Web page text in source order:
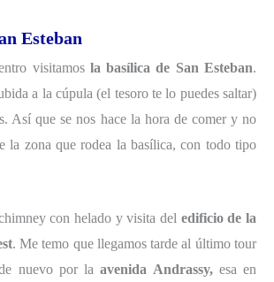
Esteban
visitamos la basílica de San Esteban.
a la cúpula (el tesoro te lo puedes saltar)
Así que se nos hace la hora de comer y no
la zona que rodea la basílica, con todo tipo
con helado y visita del edificio de la
. Me temo que llegamos tarde al último tour
nuevo por laavenida Andrassy,esa en